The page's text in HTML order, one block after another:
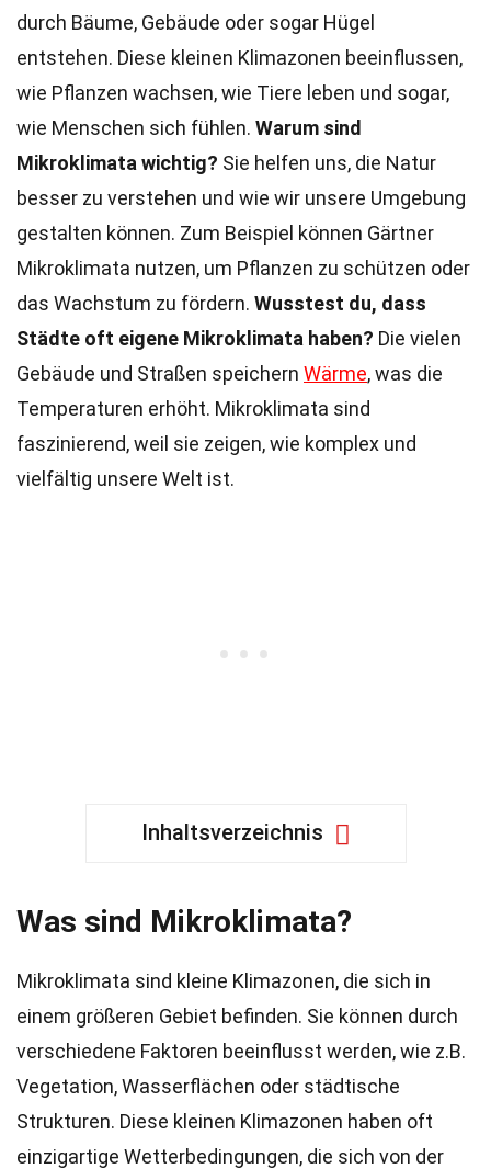
durch Bäume, Gebäude oder sogar Hügel
entstehen. Diese kleinen Klimazonen beeinflussen,
wie Pflanzen wachsen, wie Tiere leben und sogar,
wie Menschen sich fühlen. Warum sind
Mikroklimata wichtig? Sie helfen uns, die Natur
besser zu verstehen und wie wir unsere Umgebung
gestalten können. Zum Beispiel können Gärtner
Mikroklimata nutzen, um Pflanzen zu schützen oder
das Wachstum zu fördern. Wusstest du, dass
Städte oft eigene Mikroklimata haben? Die vielen
Gebäude und Straßen speichern Wärme, was die
Temperaturen erhöht. Mikroklimata sind
faszinierend, weil sie zeigen, wie komplex und
vielfältig unsere Welt ist.
Inhaltsverzeichnis
Was sind Mikroklimata?
Mikroklimata sind kleine Klimazonen, die sich in
einem größeren Gebiet befinden. Sie können durch
verschiedene Faktoren beeinflusst werden, wie z.B.
Vegetation, Wasserflächen oder städtische
Strukturen. Diese kleinen Klimazonen haben oft
einzigartige Wetterbedingungen, die sich von der